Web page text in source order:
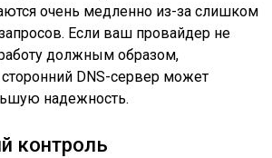
очень медленно из-за слишком
Если ваш провайдер не
должным образом,
DNS-сервер может
надежность.
контроль